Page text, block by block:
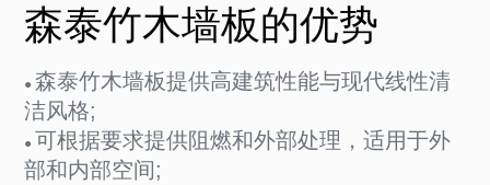
森泰竹木墙板的优势
● 森泰竹木墙板提供高建筑性能与现代线性清
洁风格;
● 可根据要求提供阻燃和外部处理，适用于外
部和内部空间;